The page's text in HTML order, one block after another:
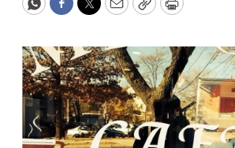
WhatsApp
Facebook
Twitter
EmailCopyPrint